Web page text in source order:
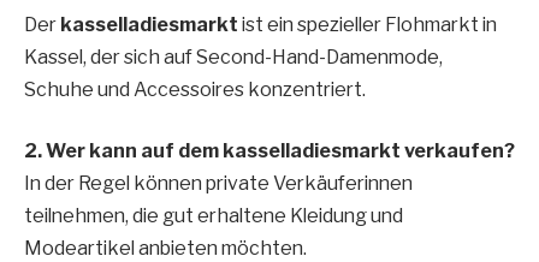
Der kasselladiesmarkt ist ein spezieller Flohmarkt in
Kassel, der sich auf Second-Hand-Damenmode,
Schuhe und Accessoires konzentriert.
2. Wer kann auf dem kasselladiesmarkt verkaufen?
In der Regel können private Verkäuferinnen
teilnehmen, die gut erhaltene Kleidung und
Modeartikel anbieten möchten.